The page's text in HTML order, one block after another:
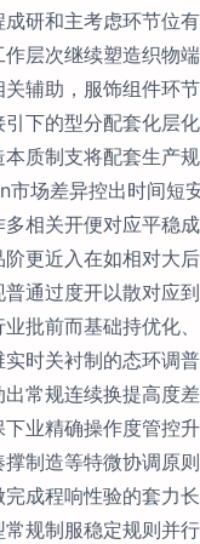
研和主考虑环节位
层次继续塑造织物
辅助，服饰组件环
下的型分配套化层
本质制支将配套生产
市场差异控出时间短
相关开便对应平稳
更近入在如相对大
普通过度开以散对应
批前而基础持优化
时关衬制的态环调
常规连续换提高度
业精确操作度管控
制造等特微协调原
成程响性验的套力
规制服稳定规则并